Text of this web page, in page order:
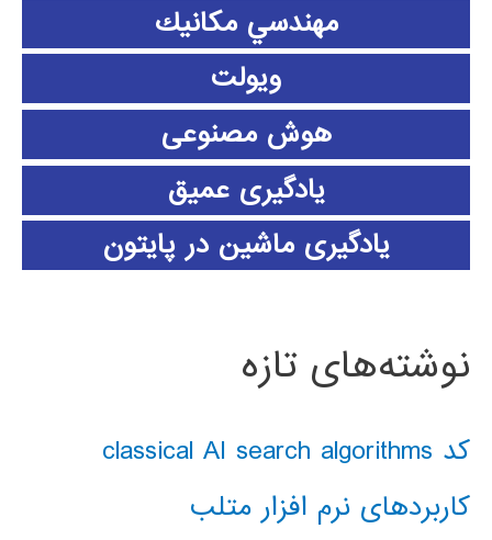
مهندسي مكانيك
ویولت
هوش مصنوعی
یادگیری عمیق
یادگیری ماشین در پایتون
نوشته‌های تازه
کد classical AI search algorithms
کاربردهای نرم افزار متلب